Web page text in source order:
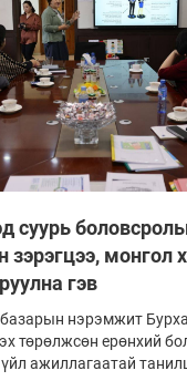
суурь
зэрэгцээ, монгол
гэв
нэрэмжит
төрөлжсөн ерөнхий
үйл ажиллагаатай